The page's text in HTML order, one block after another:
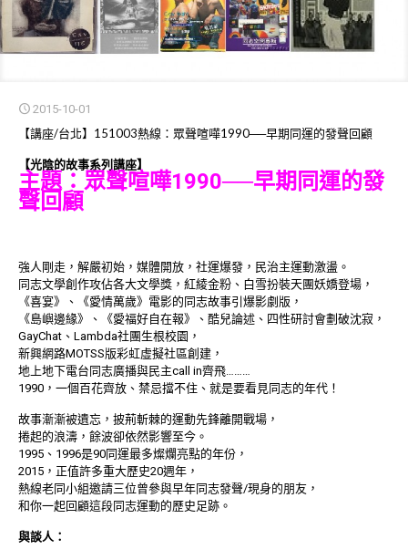
2015-10-01
【講座/台北】151003熱線：眾聲喧嘩1990──早期同運的發聲回顧
【光陰的故事系列講座】
主題：眾聲喧嘩1990──早期同運的發
聲回顧
強人剛走，解嚴初始，媒體開放，社運爆發，民治主運動激盪。
同志文學創作攻佔各大文學獎，紅綾金粉、白雪扮裝天團妖嬌登場，
《喜宴》、《愛情萬歲》電影的同志故事引爆影劇版，
《島嶼邊緣》、《愛福好自在報》、酷兒論述、四性研討會劃破沈寂，
GayChat、Lambda社團生根校園，
新興網路MOTSS版彩虹虛擬社區創建，
地上地下電台同志廣播與民主call in齊飛………
1990，一個百花齊放、禁忌擋不住、就是要看見同志的年代！
故事漸漸被遺忘，披荊斬棘的運動先鋒離開戰場，
捲起的浪濤，餘波卻依然影響至今。
1995、1996是90同運最多燦爛亮點的年份，
2015，正值許多重大歷史20週年，
熱線老同小組邀請三位曾參與早年同志發聲/現身的朋友，
和你一起回顧這段同志運動的歷史足跡。
與談人：